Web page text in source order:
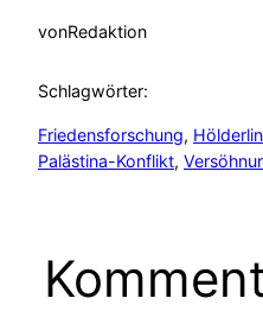
vonRedaktion
Schlagwörter:
Friedensforschung,
Palästina-Konflikt,